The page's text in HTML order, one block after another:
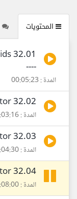
المحتويات
----
المدة : 00:05:23
32.02 Clip Mask - Illustrator تعلم
المدة : 00:03:16
32.03 Aligned - Illustrator تعلم
المدة : 00:04:30
32.04 Mount Peak - Illustrator تعلم
المدة : 00:08:00